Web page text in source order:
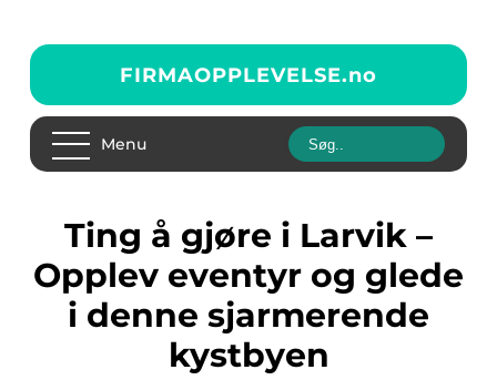
FIRMAOPPLEVELSE.no
Menu
Ting å gjøre i Larvik –
Opplev eventyr og glede
i denne sjarmerende
kystbyen